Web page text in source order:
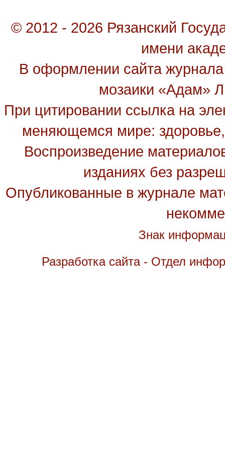
© 2012 - 2026 Рязанский
имени
В оформлении сайта
мозаики «Адам»
При цитировании ссылка на
меняющемся мире: здоровье,
Воспроизведение
изданиях без
Опубликованные в журнале
Знак
Разработка сайта - Отдел